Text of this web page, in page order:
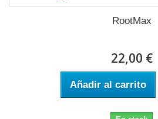
RootMax
22,00 €
Añadir al carrito